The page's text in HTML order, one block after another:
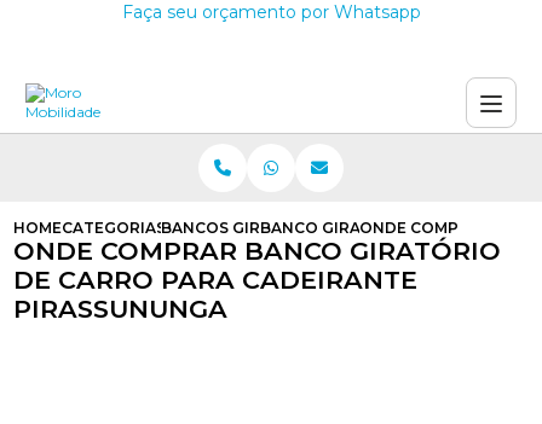
Faça seu orçamento por Whatsapp
HOMECATEGORIASBANCOS GIRATORIOS PARA CARROS
BANCO GIRATORIO PARA CARROS
ONDE COMPRAR
ONDE COMPRAR BANCO GIRATÓRIO
DE CARRO PARA CADEIRANTE
PIRASSUNUNGA